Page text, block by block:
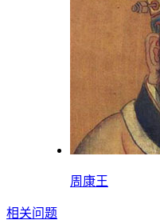
周康王
相关问题